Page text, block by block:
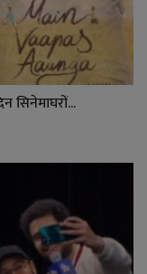
सिनेमाघरों...